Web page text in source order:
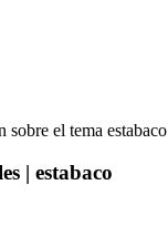
sobre el tema estabaco
| estabaco